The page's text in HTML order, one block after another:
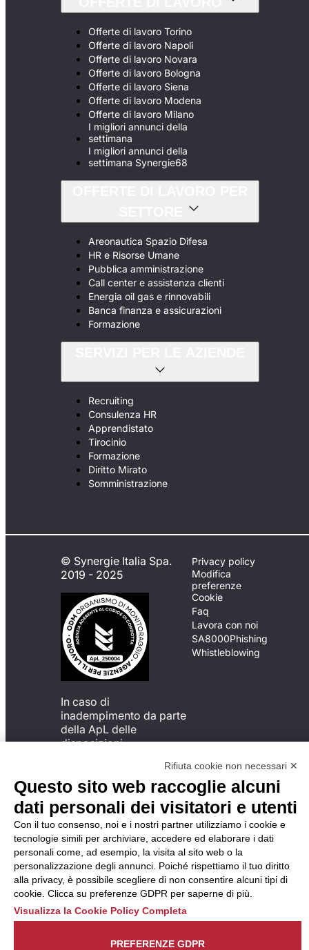
Offerte di lavoro Torino
Offerte di lavoro Napoli
Offerte di lavoro Novara
Offerte di lavoro Bologna
Offerte di lavoro Siena
Offerte di lavoro Modena
Offerte di lavoro Milano
I migliori annunci della
settimana
I migliori annunci della
settimana Synergie68
Areonautica Spazio Difesa
HR e Risorse Umane
Pubblica amministrazione
Call center e assistenza clienti
Energia oil gas e rinnovabili
Banca finanza e assicurazioni
Formazione
Recruiting
Consulenza HR
Apprendistato
Tirocinio
Formazione
Diritto Mirato
Somministrazione
© Synergie Italia Spa.
2019 - 2025
In caso di
inadempimento da parte
della ApL delle
disposizioni
possibile presentare un
reclamo
all’Organismo di
Monitoraggio utilizzando
una delle modalità
descritte al seguente
indirizzo web
https://odm-
agenzielavoro.it/reclami/.
Privacy policy
Modifica
preferenze
Cookie
Faq
Lavora con noi
SA8000Phishing
Whistleblowing
Rifiuta cookie non necessari ✕
Questo sito web raccoglie alcuni
dati personali dei visitatori e utenti
Con il tuo consenso, noi e i nostri partner utilizziamo i cookie e
tecnologie simili per archiviare, accedere ed elaborare i dati
personali come, ad esempio, la visita al sito web o la
personalizzazione degli annunci. Poiché rispettiamo il tuo diritto
alla privacy, è possibile scegliere di non consentire alcuni tipi di
cookie. Clicca su preferenze GDPR per saperne di più.
Visualizza la Cookie Policy Completa
PREFERENZE GDPR